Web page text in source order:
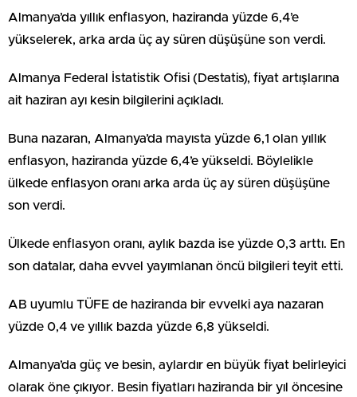
Almanya’da yıllık enflasyon, haziranda yüzde 6,4’e
yükselerek, arka arda üç ay süren düşüşüne son verdi.
Almanya Federal İstatistik Ofisi (Destatis), fiyat artışlarına
ait haziran ayı kesin bilgilerini açıkladı.
Buna nazaran, Almanya’da mayısta yüzde 6,1 olan yıllık
enflasyon, haziranda yüzde 6,4’e yükseldi. Böylelikle
ülkede enflasyon oranı arka arda üç ay süren düşüşüne
son verdi.
Ülkede enflasyon oranı, aylık bazda ise yüzde 0,3 arttı. En
son datalar, daha evvel yayımlanan öncü bilgileri teyit etti.
AB uyumlu TÜFE de haziranda bir evvelki aya nazaran
yüzde 0,4 ve yıllık bazda yüzde 6,8 yükseldi.
Almanya’da güç ve besin, aylardır en büyük fiyat belirleyici
olarak öne çıkıyor. Besin fiyatları haziranda bir yıl öncesine